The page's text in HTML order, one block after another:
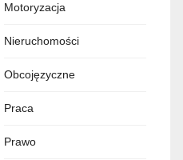
Motoryzacja
Nieruchomości
Obcojęzyczne
Praca
Prawo